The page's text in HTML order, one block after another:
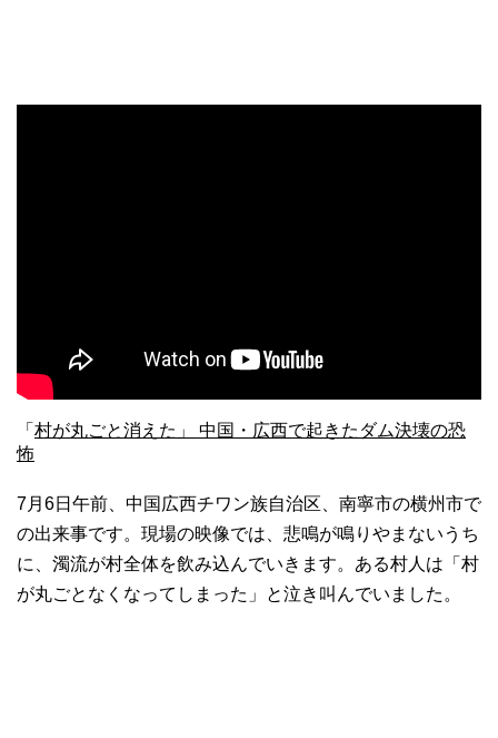
「 村が丸ごと消えた」 中国・広西で起きたダム決壊の恐
怖
7月6日午前、中国広西チワン族自治区、南寧市の横州市で
の出来事です。現場の映像では、悲鳴が鳴りやまないうち
に、濁流が村全体を飲み込んでいきます。ある村人は「村
が丸ごとなくなってしまった」と泣き叫んでいました。